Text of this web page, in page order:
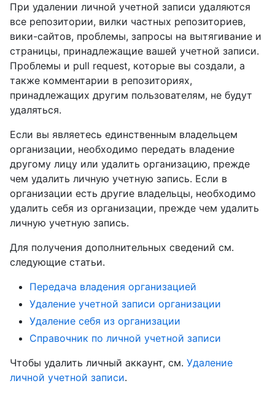
При удалении личной учетной записи удаляются
все репозитории, вилки частных репозиториев,
вики-сайтов, проблемы, запросы на вытягивание и
страницы, принадлежащие вашей учетной записи.
Проблемы и pull request, которые вы создали, а
также комментарии в репозиториях,
принадлежащих другим пользователям, не будут
удаляться.
Если вы являетесь единственным владельцем
организации, необходимо передать владение
другому лицу или удалить организацию, прежде
чем удалить личную учетную запись. Если в
организации есть другие владельцы, необходимо
удалить себя из организации, прежде чем удалить
личную учетную запись.
Для получения дополнительных сведений см.
следующие статьи.
Передача владения организацией
Удаление учетной записи организации
Удаление себя из организации
Справочник по личной учетной записи
Чтобы удалить личный аккаунт, см. Удаление
личной учетной записи.